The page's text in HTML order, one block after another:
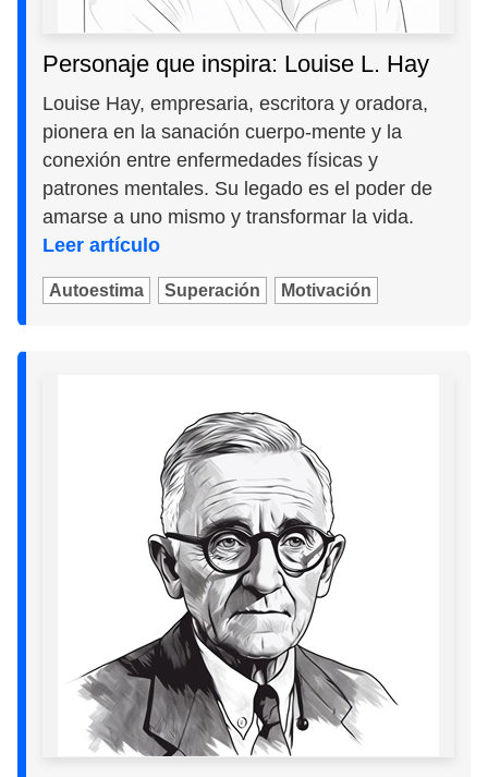
Personaje que inspira: Louise L. Hay
Louise Hay, empresaria, escritora y oradora,
pionera en la sanación cuerpo-mente y la
conexión entre enfermedades físicas y
patrones mentales. Su legado es el poder de
amarse a uno mismo y transformar la vida.
Leer artículo
Autoestima Superación Motivación